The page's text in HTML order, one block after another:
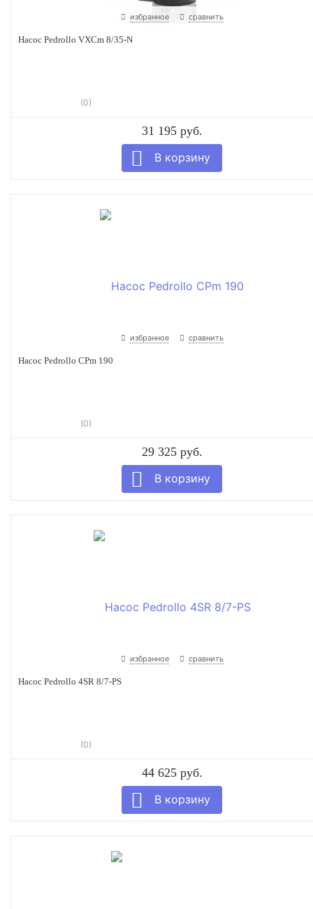
избранное сравнить
Насос Pedrollo VXCm 8/35-N
(0)
31 195 руб.
избранное сравнить
Насос Pedrollo CPm 190
(0)
29 325 руб.
избранное сравнить
Насос Pedrollo 4SR 8/7-PS
(0)
44 625 руб.